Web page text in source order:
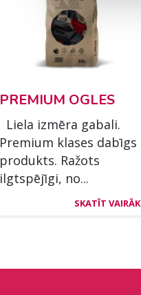
PRE­MIUM OGLES
Lie­la izmē­ra ga­ba­li.
Pre­mium kla­ses dabīgs
pro­dukts. Ražots
ilgtspējī­gi, no...
SKATĪT VAIRĀK